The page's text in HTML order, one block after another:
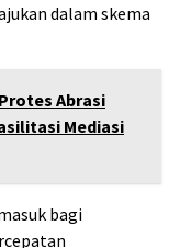
dalam skema
Abrasi
Mediasi
bagi